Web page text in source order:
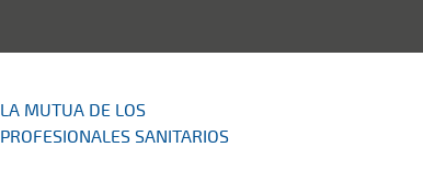
LA MUTUA DE LOS
PROFESIONALES SANITARIOS